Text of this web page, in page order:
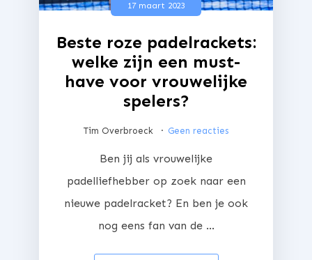
17 maart 2023
Beste roze padelrackets:
welke zijn een must-
have voor vrouwelijke
spelers?
Tim Overbroeck Geen reacties
Ben jij als vrouwelijke
padelliefhebber op zoek naar een
nieuwe padelracket? En ben je ook
nog eens fan van de ...